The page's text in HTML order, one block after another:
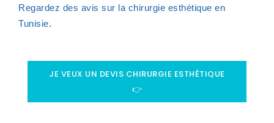
Regardez des avis sur la chirurgie esthétique en
Tunisie.
JE VEUX UN DEVIS CHIRURGIE ESTHÉTIQUE
👉